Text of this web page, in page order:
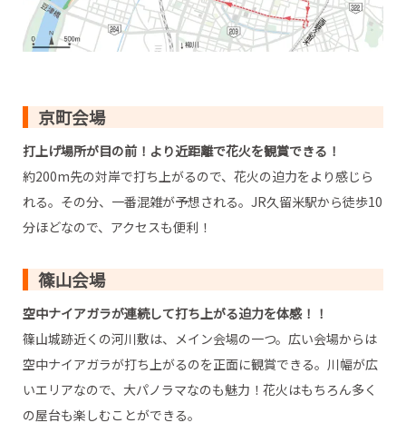
京町会場
打上げ場所が目の前！より近距離で花火を観賞できる！
約200m先の対岸で打ち上がるので、花火の迫力をより感じら
れる。その分、一番混雑が予想される。JR久留米駅から徒歩10
分ほどなので、アクセスも便利！
篠山会場
空中ナイアガラが連続して打ち上がる迫力を体感！！
篠山城跡近くの河川敷は、メイン会場の一つ。広い会場からは
空中ナイアガラが打ち上がるのを正面に観賞できる。川幅が広
いエリアなので、大パノラマなのも魅力！花火はもちろん多く
の屋台も楽しむことができる。